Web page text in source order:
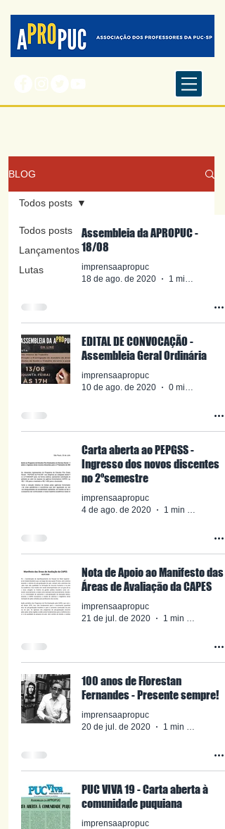
BLOG
Todos posts
Lançamentos
Lutas
Todos posts
Assembleia da APROPUC -
18/08
imprensaapropuc
18 de ago. de 2020
EDITAL DE CONVOCAÇÃO -
Assembleia Geral Ordinária
imprensaapropuc
10 de ago. de 2020
Carta aberta ao PEPGSS -
Ingresso dos novos discentes
no 2ºsemestre
imprensaapropuc
4 de ago. de 2020
Nota de Apoio ao Manifesto das
Áreas de Avaliação da CAPES
imprensaapropuc
21 de jul. de 2020
100 anos de Florestan
Fernandes - Presente sempre!
imprensaapropuc
20 de jul. de 2020
PUC VIVA 19 - Carta aberta à
comunidade puquiana
imprensaapropuc